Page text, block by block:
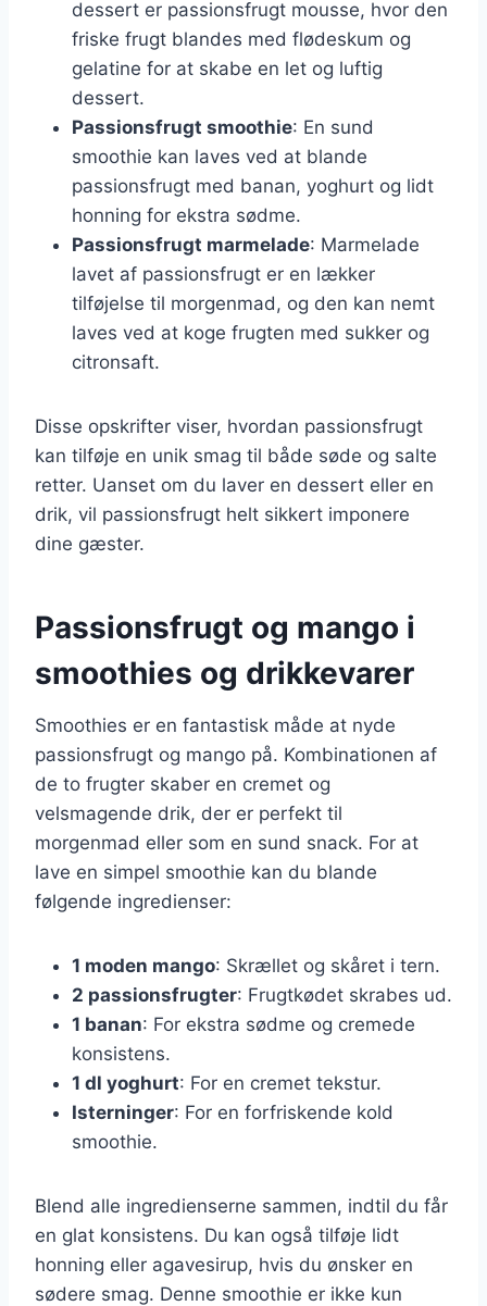
dessert er passionsfrugt mousse, hvor den
friske frugt blandes med flødeskum og
gelatine for at skabe en let og luftig
dessert.
Passionsfrugt smoothie: En sund
smoothie kan laves ved at blande
passionsfrugt med banan, yoghurt og lidt
honning for ekstra sødme.
Passionsfrugt marmelade: Marmelade
lavet af passionsfrugt er en lækker
tilføjelse til morgenmad, og den kan nemt
laves ved at koge frugten med sukker og
citronsaft.
Disse opskrifter viser, hvordan passionsfrugt
kan tilføje en unik smag til både søde og salte
retter. Uanset om du laver en dessert eller en
drik, vil passionsfrugt helt sikkert imponere
dine gæster.
Passionsfrugt og mango i
smoothies og drikkevarer
Smoothies er en fantastisk måde at nyde
passionsfrugt og mango på. Kombinationen af
de to frugter skaber en cremet og
velsmagende drik, der er perfekt til
morgenmad eller som en sund snack. For at
lave en simpel smoothie kan du blande
følgende ingredienser:
1 moden mango: Skrællet og skåret i tern.
2 passionsfrugter: Frugtkødet skrabes ud.
1 banan: For ekstra sødme og cremede
konsistens.
1 dl yoghurt: For en cremet tekstur.
Isterninger: For en forfriskende kold
smoothie.
Blend alle ingredienserne sammen, indtil du får
en glat konsistens. Du kan også tilføje lidt
honning eller agavesirup, hvis du ønsker en
sødere smag. Denne smoothie er ikke kun